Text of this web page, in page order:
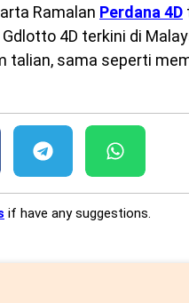
Ramalan Perdana 4D
Gdlotto 4D terkini di
sama seperti
if have any suggestions.